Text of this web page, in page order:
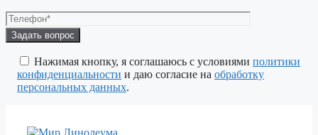
Оставьте
это
поле
пустым.
Нажимая кнопку, я соглашаюсь с условиями политики
конфиденциальности и даю согласие на обработку
персональных данных.